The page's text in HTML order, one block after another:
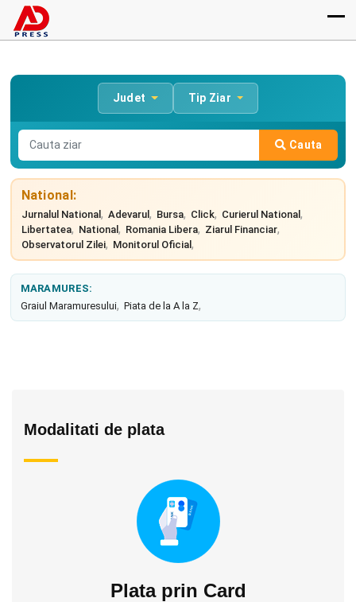
Judet Tip Ziar
Cauta
National:
Jurnalul National, Adevarul, Bursa, Click, Curierul National,
Libertatea, National, Romania Libera, Ziarul Financiar,
Observatorul Zilei, Monitorul Oficial,
MARAMURES:
Graiul Maramuresului, Piata de la A la Z,
Modalitati de plata
Plata prin Card